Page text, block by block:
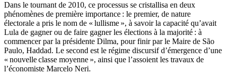
Dans le tournant de 2010, ce processus se cristallisa en deux
phénomènes de première importance : le premier, de nature
électorale a pris le nom de « lullisme », à savoir la capacité qu’avait
Lula de gagner ou de faire gagner les élections à la majorité : à
commencer par la présidente Dilma, pour finir par le Maire de São
Paulo, Haddad. Le second est le régime discursif d’émergence d’une
« nouvelle classe moyenne », ainsi que l’assoient les travaux de
l’économiste Marcelo Neri.